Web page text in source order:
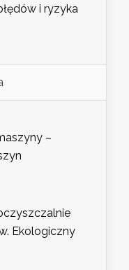
i ryzyka
–
Ekologiczny